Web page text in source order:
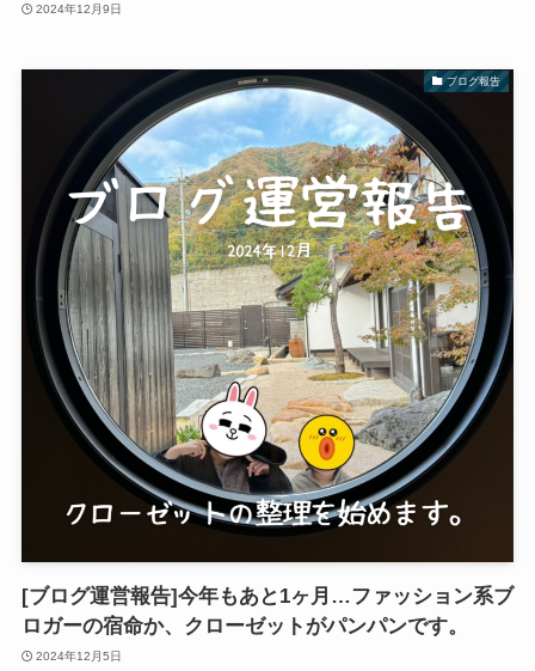
2024年12月9日
ブログ報告
[ブログ運営報告]今年もあと1ヶ月…ファッション系ブ
ロガーの宿命か、クローゼットがパンパンです。
2024年12月5日